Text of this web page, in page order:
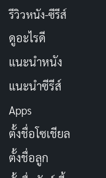
รีวิวหนัง-ซีรีส์
ดูอะไรดี
แนะนำหนัง
แนะนำซีรีส์
Apps
ตั้งชื่อโซเชียล
ตั้งชื่อลูก